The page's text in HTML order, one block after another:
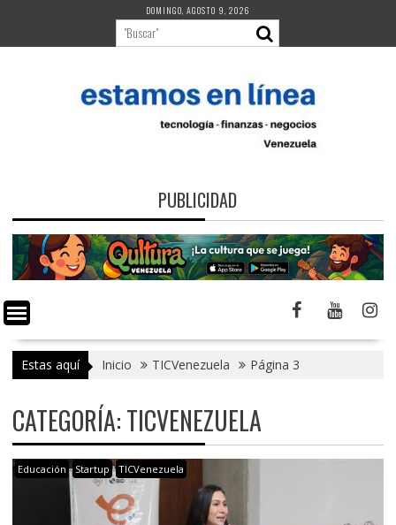
contenido
DOMINGO, AGOSTO 9, 2026
PUBLICIDAD
Estas aquí Inicio TICVenezuela Página 3
CATEGORÍA:TICVENEZUELA
Educación Startup TICVenezuela